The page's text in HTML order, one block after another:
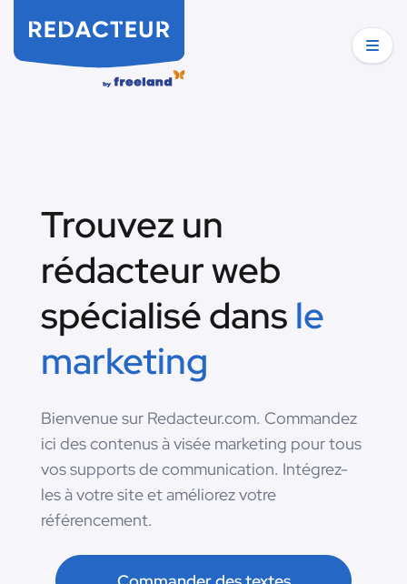
Trouvez un
rédacteur web
spécialisé dans le
marketing
Bienvenue sur Redacteur.com. Commandez
ici des contenus à visée marketing pour tous
vos supports de communication. Intégrez-
les à votre site et améliorez votre
référencement.